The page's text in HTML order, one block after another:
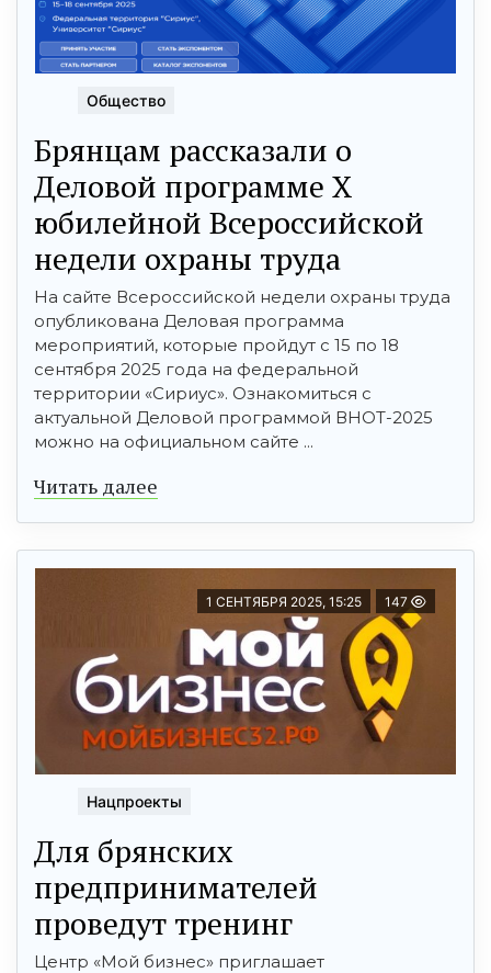
Общество
Брянцам рассказали о
Деловой программе X
юбилейной Всероссийской
недели охраны труда
На сайте Всероссийской недели охраны труда
опубликована Деловая программа
мероприятий, которые пройдут с 15 по 18
сентября 2025 года на федеральной
территории «Сириус». Ознакомиться с
актуальной Деловой программой ВНОТ-2025
можно на официальном сайте ...
Читать далее
1 СЕНТЯБРЯ 2025, 15:25 147
Нацпроекты
Для брянских
предпринимателей
проведут тренинг
Центр «Мой бизнес» приглашает